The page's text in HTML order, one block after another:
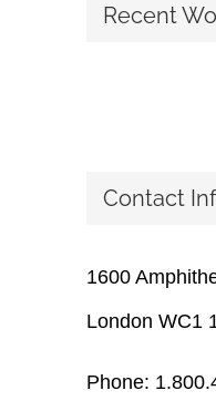
Recent
Contact
1600
London WC1
Phone: